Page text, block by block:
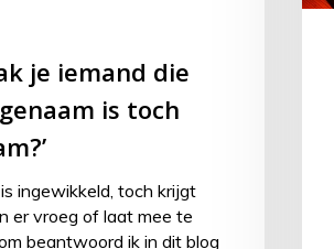
je iemand die
is toch
ingewikkeld, toch krijgt
er vroeg of laat mee te
beantwoord ik in dit blog